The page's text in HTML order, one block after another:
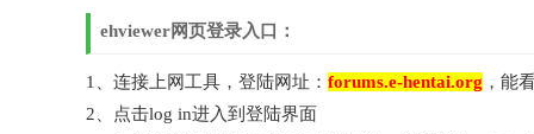
ehviewer网页登录入口：
1、连接上网工具，登陆网址： forums.e-hentai.org ，能
2、点击log in进入到登陆界面